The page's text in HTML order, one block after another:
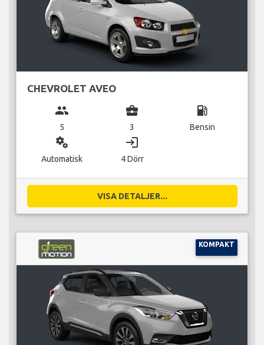
CHEVROLET AVEO
group
5
business_center
3
local_gas_station
Bensin
miscellaneous_services
Automatisk
login
4 Dörr
VISA DETALJER...
KOMPAKT